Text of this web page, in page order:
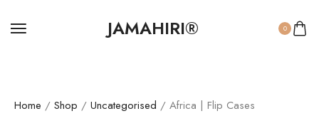
JAMAHIRI® 0
Home / Shop / Uncategorised / Africa | Flip Cases